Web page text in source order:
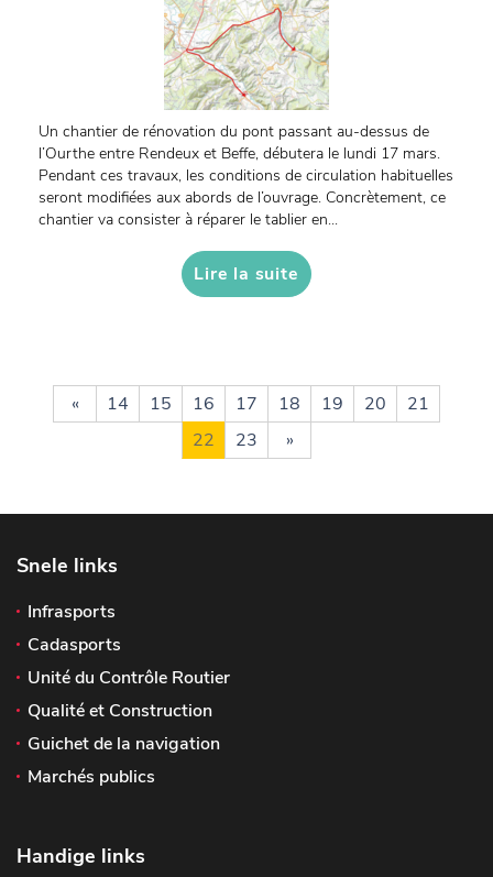
Un chantier de rénovation du pont passant au-dessus de
l’Ourthe entre Rendeux et Beffe, débutera le lundi 17 mars.
Pendant ces travaux, les conditions de circulation habituelles
seront modifiées aux abords de l’ouvrage. Concrètement, ce
chantier va consister à réparer le tablier en...
Lire la suite
« 14 15 16 17 18 19 20
21
22
23 »
Snele links
Infrasports
Cadasports
Unité du Contrôle Routier
Qualité et Construction
Guichet de la navigation
Marchés publics
Handige links